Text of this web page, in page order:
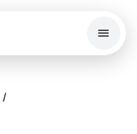
Menu